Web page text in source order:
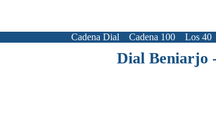
Cadena Dial Cadena 100 Los 40
Dial Beniarjo